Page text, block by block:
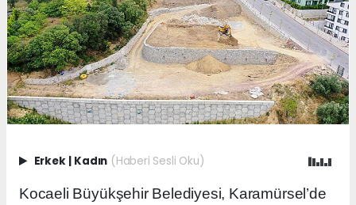
Erkek | Kadın (Haberi Sesli Oku)
Kocaeli Büyükşehir Belediyesi, Karamürsel’de